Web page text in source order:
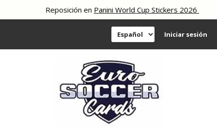
Reposición enPanini World Cup Stickers 2026
Iniciar sesión